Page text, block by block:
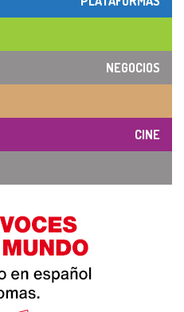
NEGOCIOS
CINE